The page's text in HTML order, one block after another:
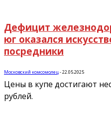
Дефицит
юг оказался
посредники
Московский комсомолец-22.05.2025
Цены в купе достигают
рублей.